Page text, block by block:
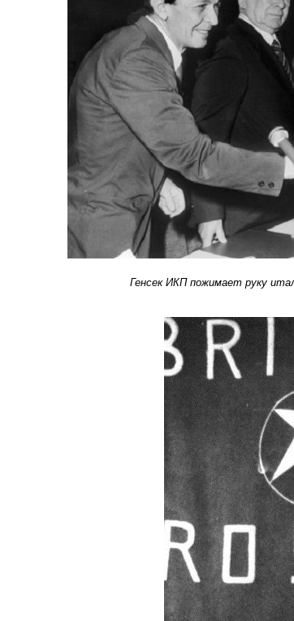
Генсек ИКП пожимает руку